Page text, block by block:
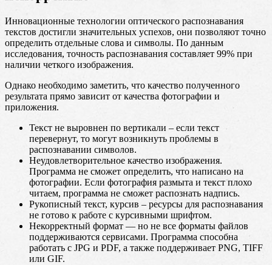
Инновационные технологии оптического распознавания
текстов достигли значительных успехов, они позволяют точно
определить отдельные слова и символы. По данным
исследования, точность распознавания составляет 99% при
наличии четкого изображения.
Однако необходимо заметить, что качество полученного
результата прямо зависит от качества фотографии и
приложения.
Текст не выровнен по вертикали – если текст
перевернут, то могут возникнуть проблемы в
распознавании символов.
Неудовлетворительное качество изображения.
Программа не сможет определить, что написано на
фотографии. Если фотография размыта и текст плохо
читаем, программа не сможет распознать надпись.
Рукописный текст, курсив – ресурсы для распознавания
не готово к работе с курсивными шрифтом.
Некорректный формат — но не все форматы файлов
поддерживаются сервисами. Программа способна
работать с JPG и PDF, а также поддерживает PNG, TIFF
или GIF.